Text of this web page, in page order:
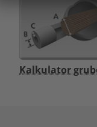
Kalkulator